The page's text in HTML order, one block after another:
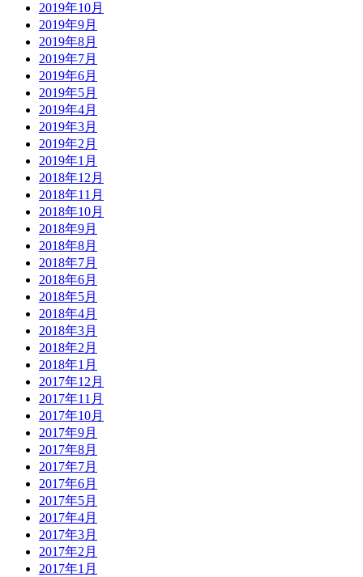
2019年10月
2019年9月
2019年8月
2019年7月
2019年6月
2019年5月
2019年4月
2019年3月
2019年2月
2019年1月
2018年12月
2018年11月
2018年10月
2018年9月
2018年8月
2018年7月
2018年6月
2018年5月
2018年4月
2018年3月
2018年2月
2018年1月
2017年12月
2017年11月
2017年10月
2017年9月
2017年8月
2017年7月
2017年6月
2017年5月
2017年4月
2017年3月
2017年2月
2017年1月